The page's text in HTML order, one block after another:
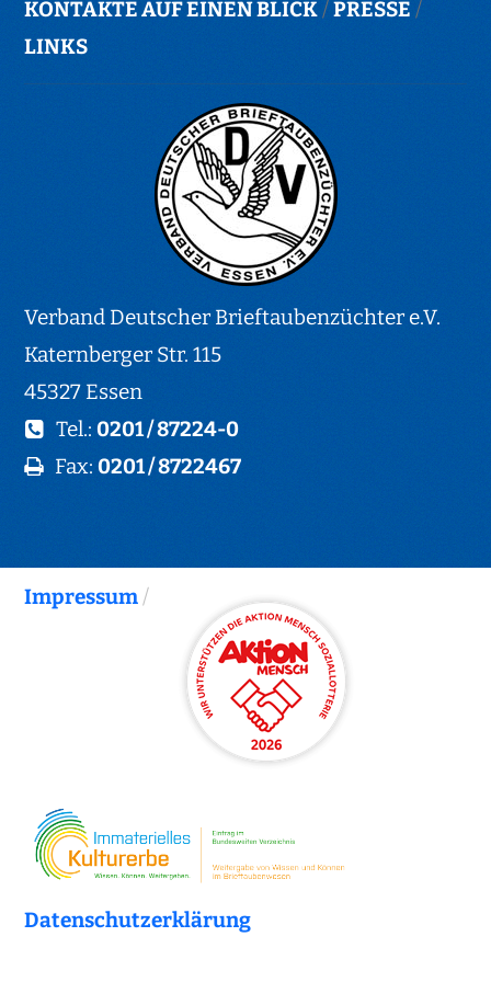
KONTAKTE AUF EINEN BLICK/PRESSE /
LINKS
Verband Deutscher Brieftaubenzüchter e.V.
Katernberger Str. 115
45327 Essen
Tel.:0201 / 87224-0
Fax:0201 / 8722467
Impressum/
Datenschutzerklärung